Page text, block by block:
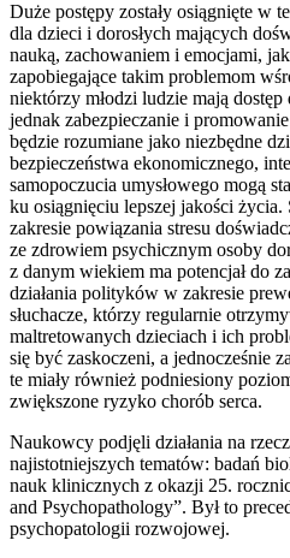
Duże postępy zostały osiągnięte w
dla dzieci i dorosłych mających
nauką, zachowaniem i emocjami,
zapobiegające takim problemom
niektórzy młodzi ludzie mają
jednak zabezpieczanie i
będzie rozumiane jako niezbędne
bezpieczeństwa ekonomicznego,
samopoczucia umysłowego mogą
ku osiągnięciu lepszej jakości życia.
zakresie powiązania stresu
ze zdrowiem psychicznym osoby
z danym wiekiem ma potencjał do
działania polityków w zakresie
słuchacze, którzy regularnie
maltretowanych dzieciach i ich
się być zaskoczeni, a jednocześnie
te miały również podniesiony
zwiększone ryzyko chorób serca.
Naukowcy podjęli działania na
najistotniejszych tematów: badań
nauk klinicznych z okazji 25.
and Psychopathology”. Był to
psychopatologii rozwojowej.